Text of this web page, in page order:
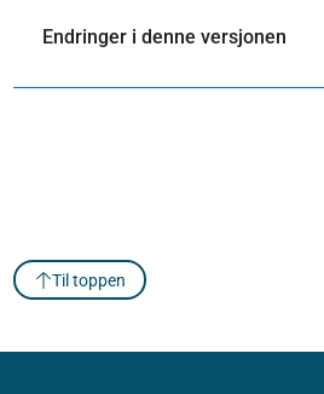
Endringer i denne versjonen
Til toppen